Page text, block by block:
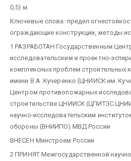
0,5) м.
Ключевые слова: предел
ограждающие конструкции, методы
1 РАЗРАБОТАН Государственным
исследовательским и проектно-
комплексных проблем строительных
имени В.А. Кучеренко (ЦНИИСК им.
Центром противопожарных
строительстве ЦНИИСК (ЦПИТЗС
научно-исследовательским
обороны (ВНИИПО) МВД России
ВНЕСЕН Минстроем России
2 ПРИНЯТ Межгосударственной